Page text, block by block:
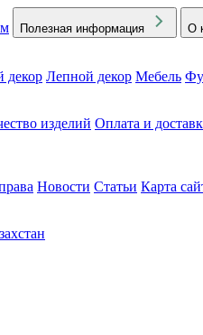
Полезная информация О
декор Лепной декор Мебель
изделий Оплата и
Новости Статьи Карта